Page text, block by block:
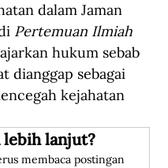
dalam Jaman
Pertemuan Ilmiah
hukum sebab
dianggap sebagai
kejahatan
lebih lanjut?
membaca postingan